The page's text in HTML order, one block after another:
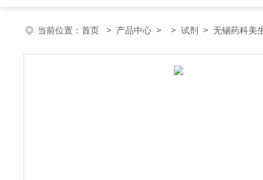
当前位置： 首页 > 产品中心 > > 试剂 > 无锡药科美